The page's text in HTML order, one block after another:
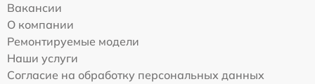
Вакансии
О компании
Ремонтируемые модели
Наши услуги
Согласие на обработку персональных данных